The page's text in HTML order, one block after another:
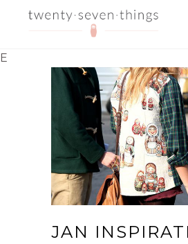
E
JAN